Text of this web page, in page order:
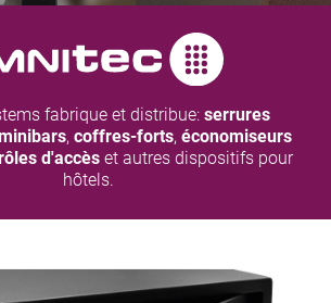
fabrique et distribue: serrures
, coffres-forts, économiseurs
d'accèset autres dispositifs pour
hôtels.